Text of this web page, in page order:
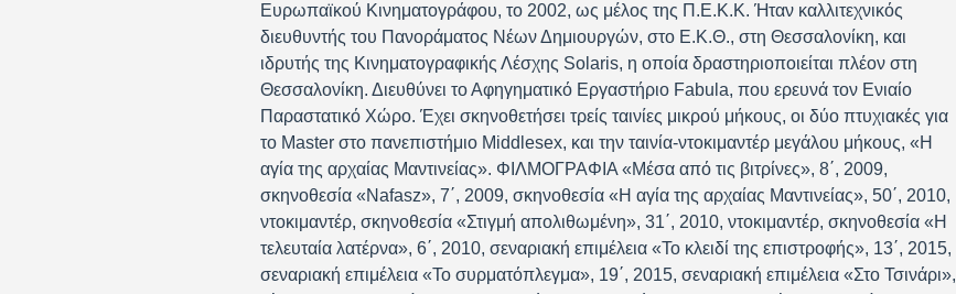
Ευρωπαϊκού Κινηματογράφου, το 2002, ως μέλος της Π.Ε.Κ.Κ. Ήταν καλλιτεχνικός
διευθυντής του Πανοράματος Νέων Δημιουργών, στο Ε.Κ.Θ., στη Θεσσαλονίκη, και
ιδρυτής της Κινηματογραφικής Λέσχης Solaris, η οποία δραστηριοποιείται πλέον στη
Θεσσαλονίκη. Διευθύνει το Αφηγηματικό Εργαστήριο Fabula, που ερευνά τον Ενιαίο
Παραστατικό Χώρο. Έχει σκηνοθετήσει τρείς ταινίες μικρού μήκους, οι δύο πτυχιακές για
το Master στο πανεπιστήμιο Middlesex, και την ταινία-ντοκιμαντέρ μεγάλου μήκους, «Η
αγία της αρχαίας Μαντινείας». ΦΙΛΜΟΓΡΑΦΙΑ «Μέσα από τις βιτρίνες», 8΄, 2009,
σκηνοθεσία «Nafasz», 7΄, 2009, σκηνοθεσία «Η αγία της αρχαίας Μαντινείας», 50΄, 2010,
ντοκιμαντέρ, σκηνοθεσία «Στιγμή απολιθωμένη», 31΄, 2010, ντοκιμαντέρ, σκηνοθεσία «Η
τελευταία λατέρνα», 6΄, 2010, σεναριακή επιμέλεια «Το κλειδί της επιστροφής», 13΄, 2015,
σεναριακή επιμέλεια «Το συρματόπλεγμα», 19΄, 2015, σεναριακή επιμέλεια «Στο Τσινάρι»,